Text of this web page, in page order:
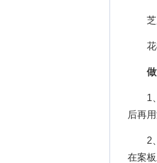
芝麻
花椒
做
1、
后再
2、
在案